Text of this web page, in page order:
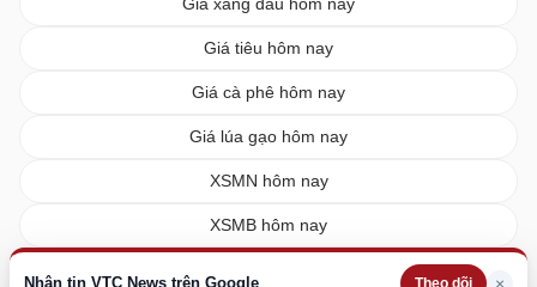
Nhận tin VTC News trên Google Theo dõi
Giá tiêu hôm nay
Giá cà phê hôm nay
Giá lúa gạo hôm nay
XSMN hôm nay
XSMB hôm nay